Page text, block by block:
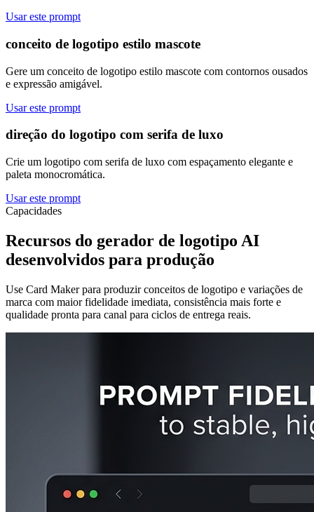
Usar este prompt
conceito de logotipo estilo mascote
Gere um conceito de logotipo estilo mascote com contornos ousados
​​e expressão amigável.
Usar este prompt
direção do logotipo com serifa de luxo
Crie um logotipo com serifa de luxo com espaçamento elegante e
paleta monocromática.
Usar este prompt
Capacidades
Recursos do gerador de logotipo AI
desenvolvidos para produção
Use Card Maker para produzir conceitos de logotipo e variações de
marca com maior fidelidade imediata, consistência mais forte e
qualidade pronta para canal para ciclos de entrega reais.